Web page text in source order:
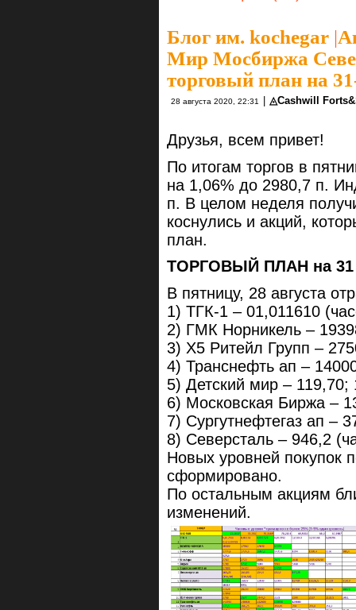
Блог им. kochegar |
Мир Мосбиржа
торговый план на
28 августа 2020, 22:31 | ◬Cashwill
Друзья, всем привет!
По итогам торгов в
на 1,06% до 2980,7 п.
п. В целом неделя
коснулись и акций,
план.
ТОРГОВЫЙ ПЛАН на 31
В пятницу, 28 августа
1) ТГК-1 – 01,011610
2) ГМК Норникель –
3) Х5 Ритейл Групп –
4) Транснефть ап –
5) Детский мир – 119,70;
6) Московская Биржа –
7) Сургутнефтегаз ап –
8) Северсталь – 946,2
Новых уровней покупок
сформировано.
По остальным акциям
изменений.